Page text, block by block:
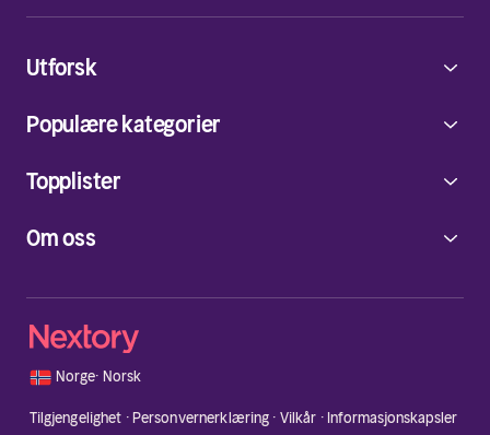
Om oss
Utforsk
Populære kategorier
Topplister
🇳🇴 Norge· Norsk
Tilgjengelighet ·Personvernerklæring · Vilkår · Informasjonskapsler